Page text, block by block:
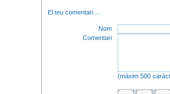
El teu comentari
Nom
Comentari
(màxim 500